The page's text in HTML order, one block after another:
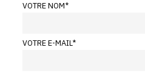
VOTRE NOM*
VOTRE E-MAIL*